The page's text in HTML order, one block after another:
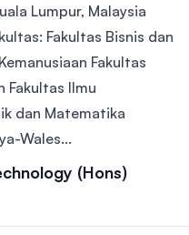
Lumpur, Malaysia
Fakultas Bisnis dan
Fakultas
Fakultas Ilmu
dan Matematika
Wales...
(Hons)